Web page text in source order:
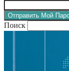
Поиск